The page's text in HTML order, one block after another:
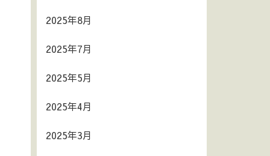
2025年8月
2025年7月
2025年5月
2025年4月
2025年3月